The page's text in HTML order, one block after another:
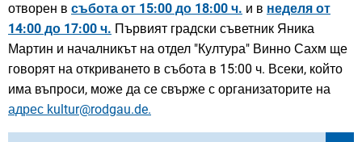
отворен в събота от 15:00 до 18:00 ч. и в неделя от
14:00 до 17:00 ч. Първият градски съветник Яника
Мартин и началникът на отдел "Култура" Винно Сахм ще
говорят на откриването в събота в 15:00 ч. Всеки, който
има въпроси, може да се свърже с организаторите на
адрес kultur@rodgau.de.